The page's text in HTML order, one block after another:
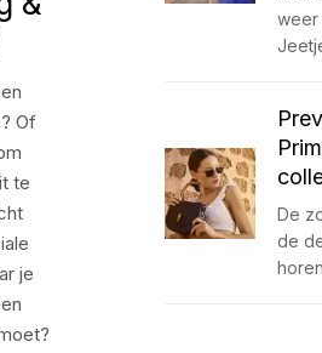
Of
te
je
weer
De
de